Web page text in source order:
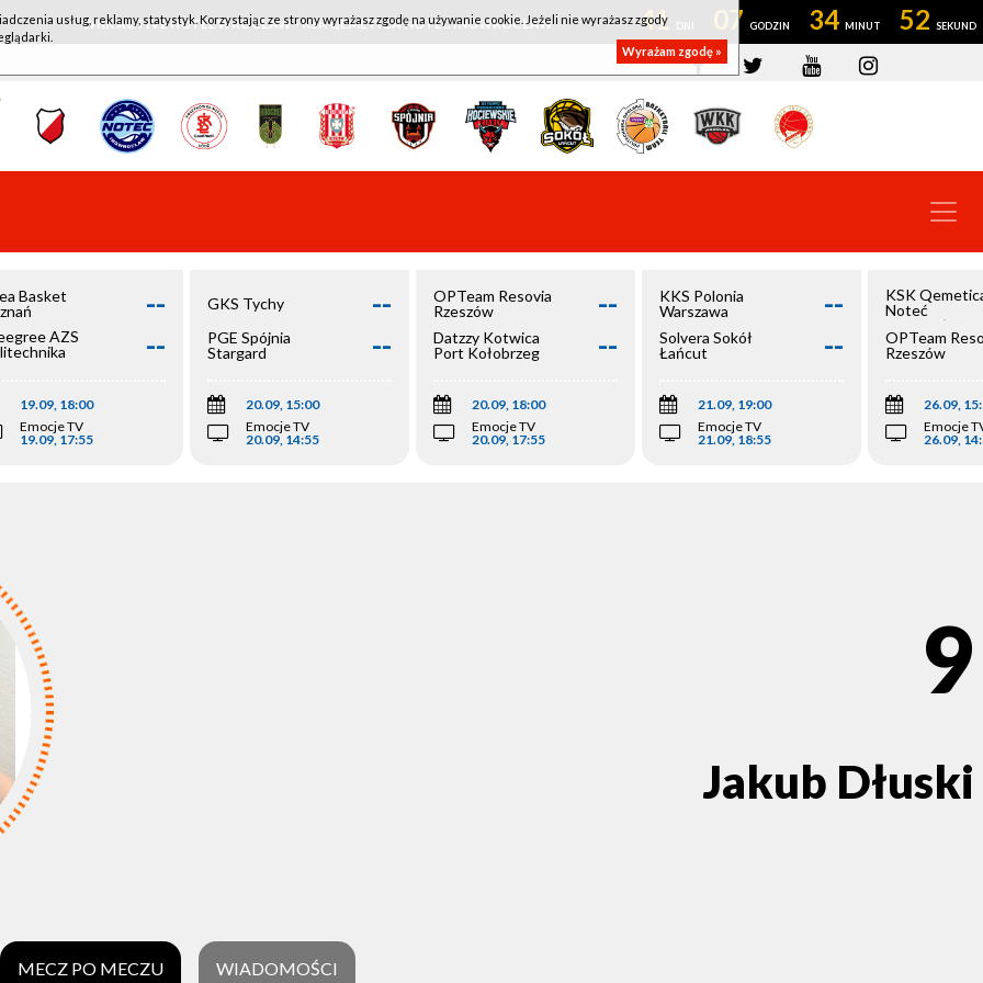
WKK ACTIVE HOTEL WROCŁAW - KSK QEMETICA NOTEĆ INOWROCŁAW 41 07 34 51
Basket
--
AZS
--
19.09, 18:00
Emocje TV
19.09, 17:55
GKS Tychy --
PGE Spójnia
Stargard
--
20.09, 15:00
Emocje TV
20.09, 14:55
OPTeam Resovia
Rzeszów
--
Datzzy Kotwica
Port Kołobrzeg
--
20.09, 18:00
Emocje TV
20.09, 17:55
KKS Polonia
Warszawa
--
Solvera Sokół
Łańcut
--
21.09, 19:00
Emocje TV
21.09, 18:55
KSK
Noteć
Inowrocław
OPTeam
Rzeszów
26.09,
Emocje
26.09,
9
Jakub Dłuski
MECZ PO MECZU WIADOMOŚCI
usług, reklamy, statystyk. Korzystając ze strony wyrażasz zgodę na używanie cookie. Jeżeli nie wyrażasz zgody
Wyrażam zgodę »